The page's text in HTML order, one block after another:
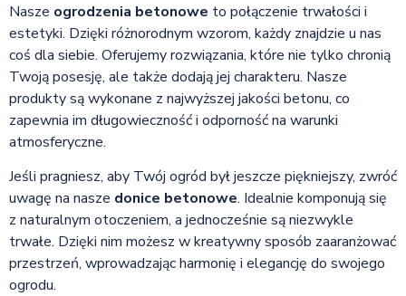
Nasze ogrodzenia betonowe to połączenie trwałości i
estetyki. Dzięki różnorodnym wzorom, każdy znajdzie u nas
coś dla siebie. Oferujemy rozwiązania, które nie tylko chronią
Twoją posesję, ale także dodają jej charakteru. Nasze
produkty są wykonane z najwyższej jakości betonu, co
zapewnia im długowieczność i odporność na warunki
atmosferyczne.
Jeśli pragniesz, aby Twój ogród był jeszcze piękniejszy, zwróć
uwagę na nasze donice betonowe. Idealnie komponują się
z naturalnym otoczeniem, a jednocześnie są niezwykle
trwałe. Dzięki nim możesz w kreatywny sposób zaaranżować
przestrzeń, wprowadzając harmonię i elegancję do swojego
ogrodu.